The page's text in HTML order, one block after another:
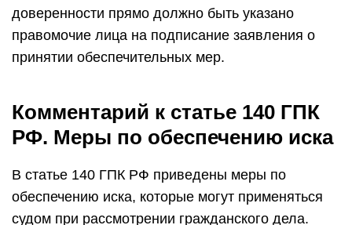
доверенности прямо должно быть указано
правомочие лица на подписание заявления о
принятии обеспечительных мер.
Комментарий к статье 140 ГПК
РФ. Меры по обеспечению иска
В статье 140 ГПК РФ приведены меры по
обеспечению иска, которые могут применяться
судом при рассмотрении гражданского дела.